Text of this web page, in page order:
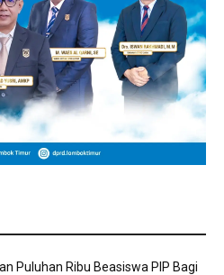
Puluhan Ribu Beasiswa PIP Bagi